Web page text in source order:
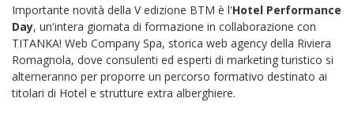
Importante novità della V edizione BTM è l'Hotel Performance
Day, un'intera giornata di formazione in collaborazione con
TITANKA! Web Company Spa, storica web agency della Riviera
Romagnola, dove consulenti ed esperti di marketing turistico si
alterneranno per proporre un percorso formativo destinato ai
titolari di Hotel e strutture extra alberghiere.